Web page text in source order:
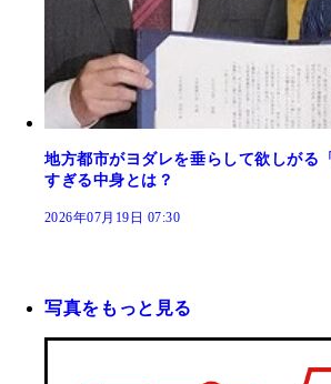
地方都市がヨダレを垂らして欲しがる
すぎる中身とは？
2026年07月19日 07:30
写真をもっと見る